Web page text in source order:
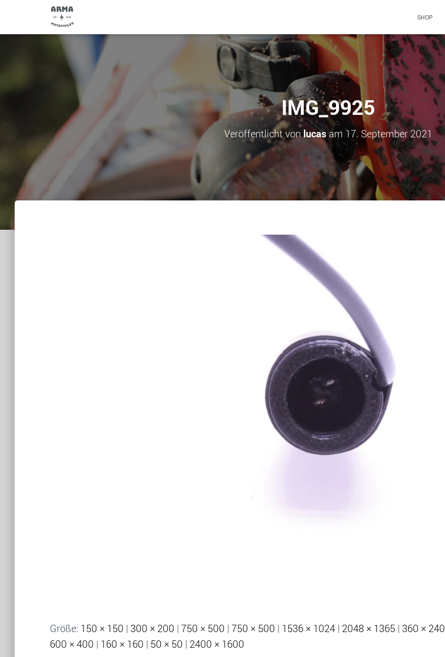
SHOP
IMG_9925
Veröffentlicht vonlucasam 17. September 2021
Größe: 150 × 150 | 300 × 200 | 750 × 500 | 750 × 500 | 1536 × 1024 | 2048 × 1365 | 360 × 240
600 × 400 | 160 × 160 | 50 × 50 | 2400 × 1600